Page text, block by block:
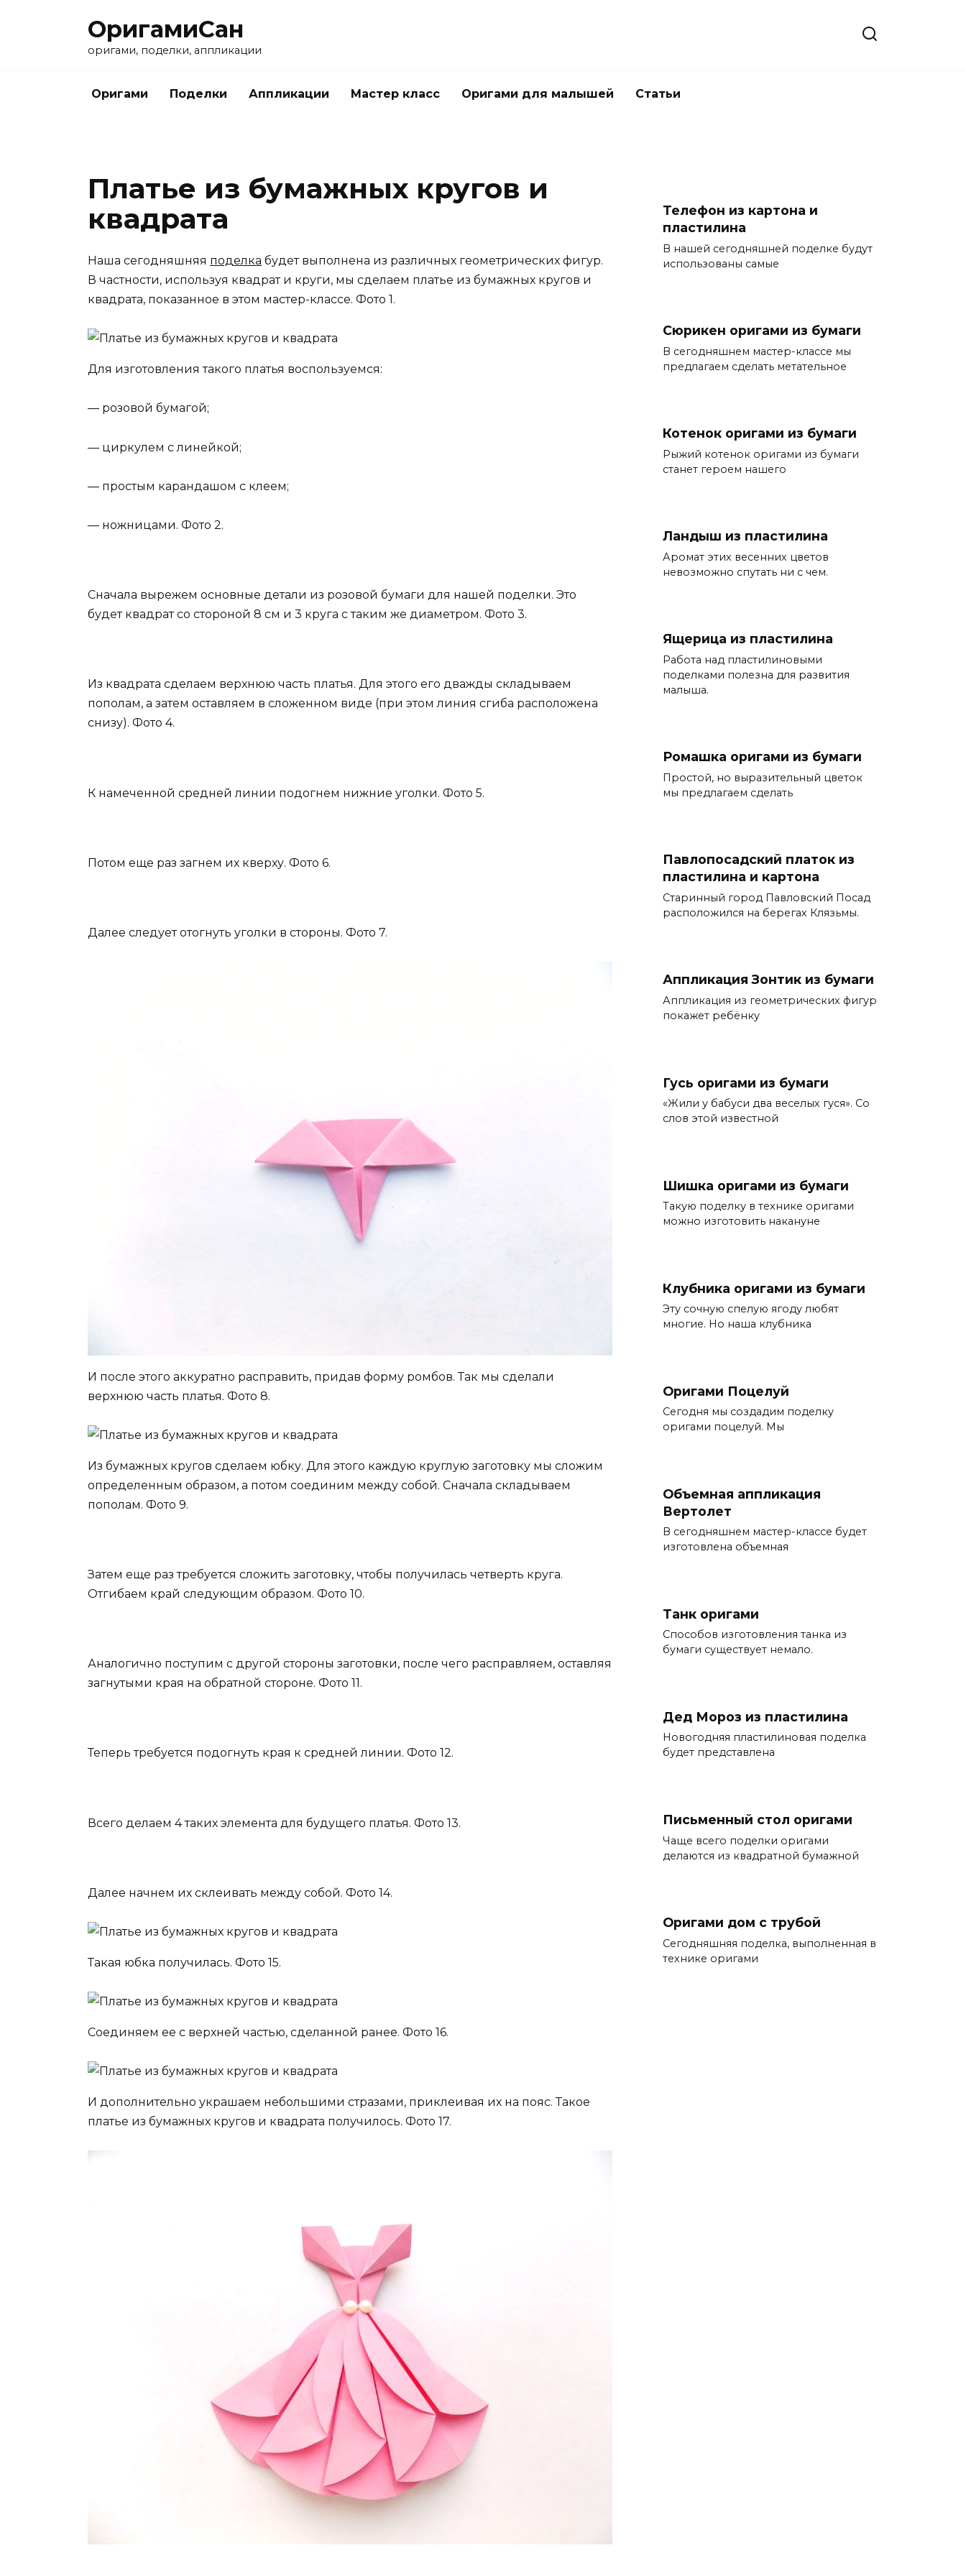
ОригамиСан
оригами, поделки, аппликации
Оригами Поделки Аппликации Мастер класс Оригами для малышей Статьи
Платье из бумажных кругов и
квадрата
Наша сегодняшняя поделка будет выполнена из различных геометрических фигур.
В частности, используя квадрат и круги, мы сделаем платье из бумажных кругов и
квадрата, показанное в этом мастер-классе. Фото 1.
Для изготовления такого платья воспользуемся:
— розовой бумагой;
— циркулем с линейкой;
— простым карандашом с клеем;
— ножницами. Фото 2.
Сначала вырежем основные детали из розовой бумаги для нашей поделки. Это
будет квадрат со стороной 8 см и 3 круга с таким же диаметром. Фото 3.
Из квадрата сделаем верхнюю часть платья. Для этого его дважды складываем
пополам, а затем оставляем в сложенном виде (при этом линия сгиба расположена
снизу). Фото 4.
К намеченной средней линии подогнем нижние уголки. Фото 5.
Потом еще раз загнем их кверху. Фото 6.
Далее следует отогнуть уголки в стороны. Фото 7.
И после этого аккуратно расправить, придав форму ромбов. Так мы сделали
верхнюю часть платья. Фото 8.
Из бумажных кругов сделаем юбку. Для этого каждую круглую заготовку мы сложим
определенным образом, а потом соединим между собой. Сначала складываем
пополам. Фото 9.
Затем еще раз требуется сложить заготовку, чтобы получилась четверть круга.
Отгибаем край следующим образом. Фото 10.
Аналогично поступим с другой стороны заготовки, после чего расправляем, оставляя
загнутыми края на обратной стороне. Фото 11.
Теперь требуется подогнуть края к средней линии. Фото 12.
Всего делаем 4 таких элемента для будущего платья. Фото 13.
Далее начнем их склеивать между собой. Фото 14.
Такая юбка получилась. Фото 15.
Соединяем ее с верхней частью, сделанной ранее. Фото 16.
И дополнительно украшаем небольшими стразами, приклеивая их на пояс. Такое
платье из бумажных кругов и квадрата получилось. Фото 17.
Телефон из картона и
пластилина
В нашей сегодняшней поделке будут
использованы самые
Сюрикен оригами из бумаги
В сегодняшнем мастер-классе мы
предлагаем сделать метательное
Котенок оригами из бумаги
Рыжий котенок оригами из бумаги
станет героем нашего
Ландыш из пластилина
Аромат этих весенних цветов
невозможно спутать ни с чем.
Ящерица из пластилина
Работа над пластилиновыми
поделками полезна для развития
малыша.
Ромашка оригами из бумаги
Простой, но выразительный цветок
мы предлагаем сделать
Павлопосадский платок из
пластилина и картона
Старинный город Павловский Посад
расположился на берегах Клязьмы.
Аппликация Зонтик из бумаги
Аппликация из геометрических фигур
покажет ребёнку
Гусь оригами из бумаги
«Жили у бабуси два веселых гуся». Со
слов этой известной
Шишка оригами из бумаги
Такую поделку в технике оригами
можно изготовить накануне
Клубника оригами из бумаги
Эту сочную спелую ягоду любят
многие. Но наша клубника
Оригами Поцелуй
Сегодня мы создадим поделку
оригами поцелуй. Мы
Объемная аппликация
Вертолет
В сегодняшнем мастер-классе будет
изготовлена объемная
Танк оригами
Способов изготовления танка из
бумаги существует немало.
Дед Мороз из пластилина
Новогодняя пластилиновая поделка
будет представлена
Письменный стол оригами
Чаще всего поделки оригами
делаются из квадратной бумажной
Оригами дом с трубой
Сегодняшняя поделка, выполненная в
технике оригами